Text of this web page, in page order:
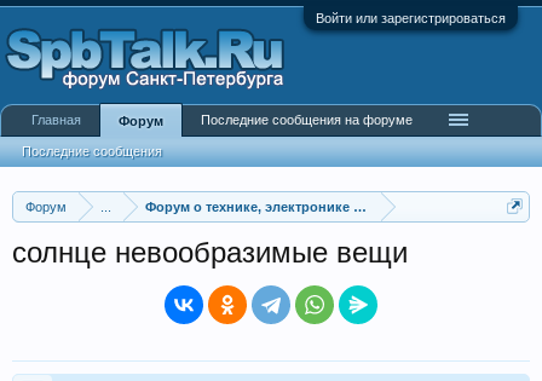
Войти или зарегистрироваться
Форум Форум о технике, электронике и гаджетах
солнце невообразимые вещи
Главная Форум
Последние сообщения
Последние сообщения на форуме